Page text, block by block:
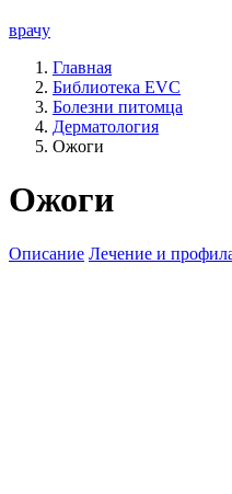
врачу
Главная
Библиотека EVC
Болезни питомца
Дерматология
Ожоги
Ожоги
Описание Лечение и